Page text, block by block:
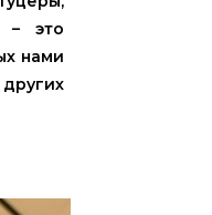
– это
нами